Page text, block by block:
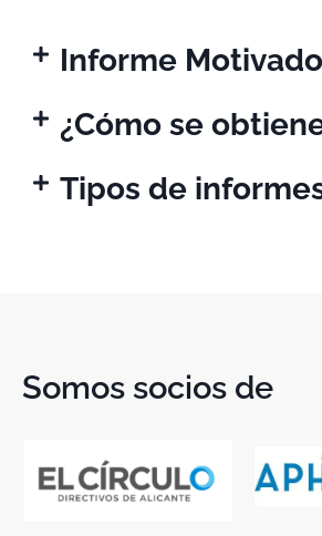
Informe
¿Cómo se
Tipos de
Somos socios de